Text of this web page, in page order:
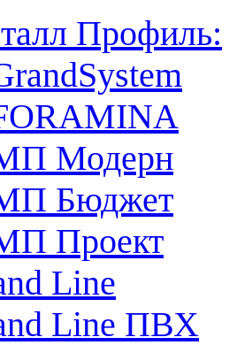
Профиль:
Модерн
Бюджет
Проект
Line
Line ПВХ